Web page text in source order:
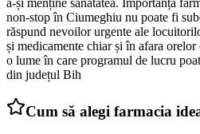
a-și menține sănătatea. Importanța
non-stop în Ciumeghiu nu poate fi
răspund nevoilor urgente ale
și medicamente chiar și în afara
o lume în care programul de lucru
din județul Bih
Cum să alegi farmacia